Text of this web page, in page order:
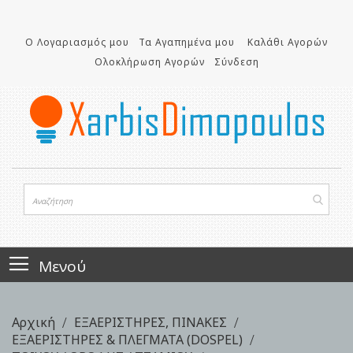
περιεχόμενο
Ο Λογαριασμός μου Τα Αγαπημένα μου
Καλάθι Αγορών
Ολοκλήρωση Αγορών
Σύνδεση
Μενού
Αρχική
ΕΞΑΕΡΙΣΤΗΡΕΣ, ΠΙΝΑΚΕΣ
ΕΞΑΕΡΙΣΤΗΡΕΣ & ΠΛΕΓΜΑΤΑ (DOSPEL)